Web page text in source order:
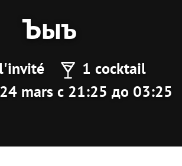
Ъыъ
1 cocktail
mars с 21:25 до 03:25